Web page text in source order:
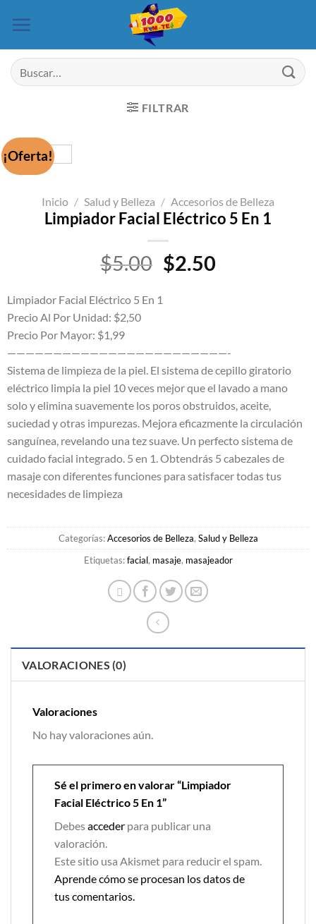
Buscar
por:
FILTRAR
¡Oferta!
Inicio / Salud y Belleza / Accesorios de Belleza
Limpiador Facial Eléctrico 5 En 1
$5.00 El
original
$2.50El
Limpiador Facial Eléctrico 5 En 1
Precio Al Por Unidad: $2,50
Precio Por Mayor: $1,99
————————————————————————-
Sistema de limpieza de la piel. El sistema de cepillo giratorio
eléctrico limpia la piel 10 veces mejor que el lavado a mano
solo y elimina suavemente los poros obstruidos, aceite,
suciedad y otras impurezas. Mejora eficazmente la circulación
sanguínea, revelando una tez suave. Un perfecto sistema de
cuidado facial integrado. 5 en 1. Obtendrás 5 cabezales de
masaje con diferentes funciones para satisfacer todas tus
necesidades de limpieza
Categorías:Accesorios de Belleza, Salud y Belleza
Etiquetas:facial, masaje, masajeador
VALORACIONES (0)
Valoraciones
No hay valoraciones aún.
Sé el primero en valorar “Limpiador
Facial Eléctrico 5 En 1”
Debesacceder para publicar una
valoración.
Este sitio usa Akismet para reducir el spam.
Aprende cómo se procesan los datos de
tus comentarios.